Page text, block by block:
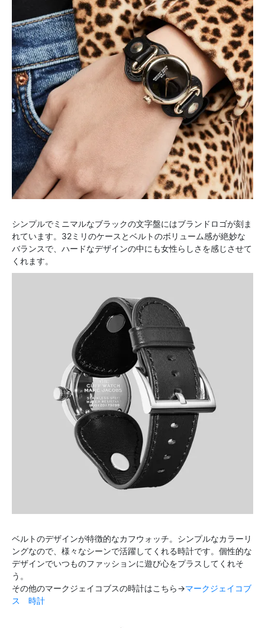
シンプルでミニマルなブラックの文字盤にはブランドロゴが刻ま
れています。32ミリのケースとベルトのボリューム感が絶妙な
バランスで、ハードなデザインの中にも女性らしさを感じさせて
くれます。
ベルトのデザインが特徴的なカフウォッチ。シンプルなカラーリ
ングなので、様々なシーンで活躍してくれる時計です。個性的な
デザインでいつものファッションに遊び心をプラスしてくれそ
う。
その他のマークジェイコブスの時計はこちら→マークジェイコブ
ス 時計